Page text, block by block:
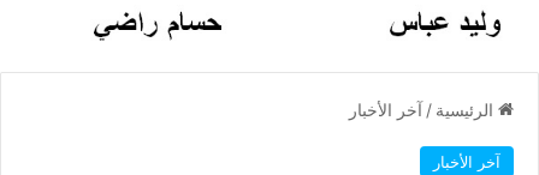
الرئيسية / آخر الأخبار
آخر الأخبار